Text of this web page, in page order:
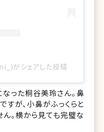
がシェアした投稿
った桐谷美玲さん。鼻
が、小鼻がふっくらと
。横から見ても完璧な